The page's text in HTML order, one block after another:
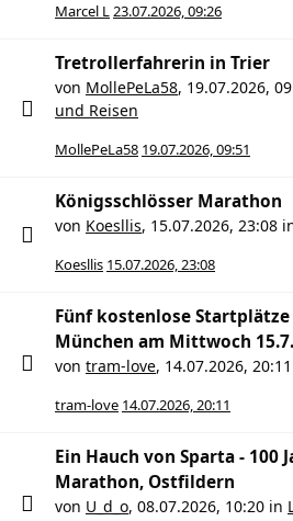
Marcel L23.07.2026, 09:26
Tretrollerfahrerin in Trier
von MollePeLa58, 19.07.2026,
und Reisen
MollePeLa58 19.07.2026, 09:51
Königsschlösser Marathon
von Koesllis, 15.07.2026, 23:08
Koesllis 15.07.2026, 23:08
Fünf kostenlose
München am Mittwoch
von tram-love, 14.07.2026, 20:11
tram-love 14.07.2026, 20:11
Ein Hauch von Sparta - 100
Marathon, Ostfildern
von U_d_o, 08.07.2026, 10:20 in